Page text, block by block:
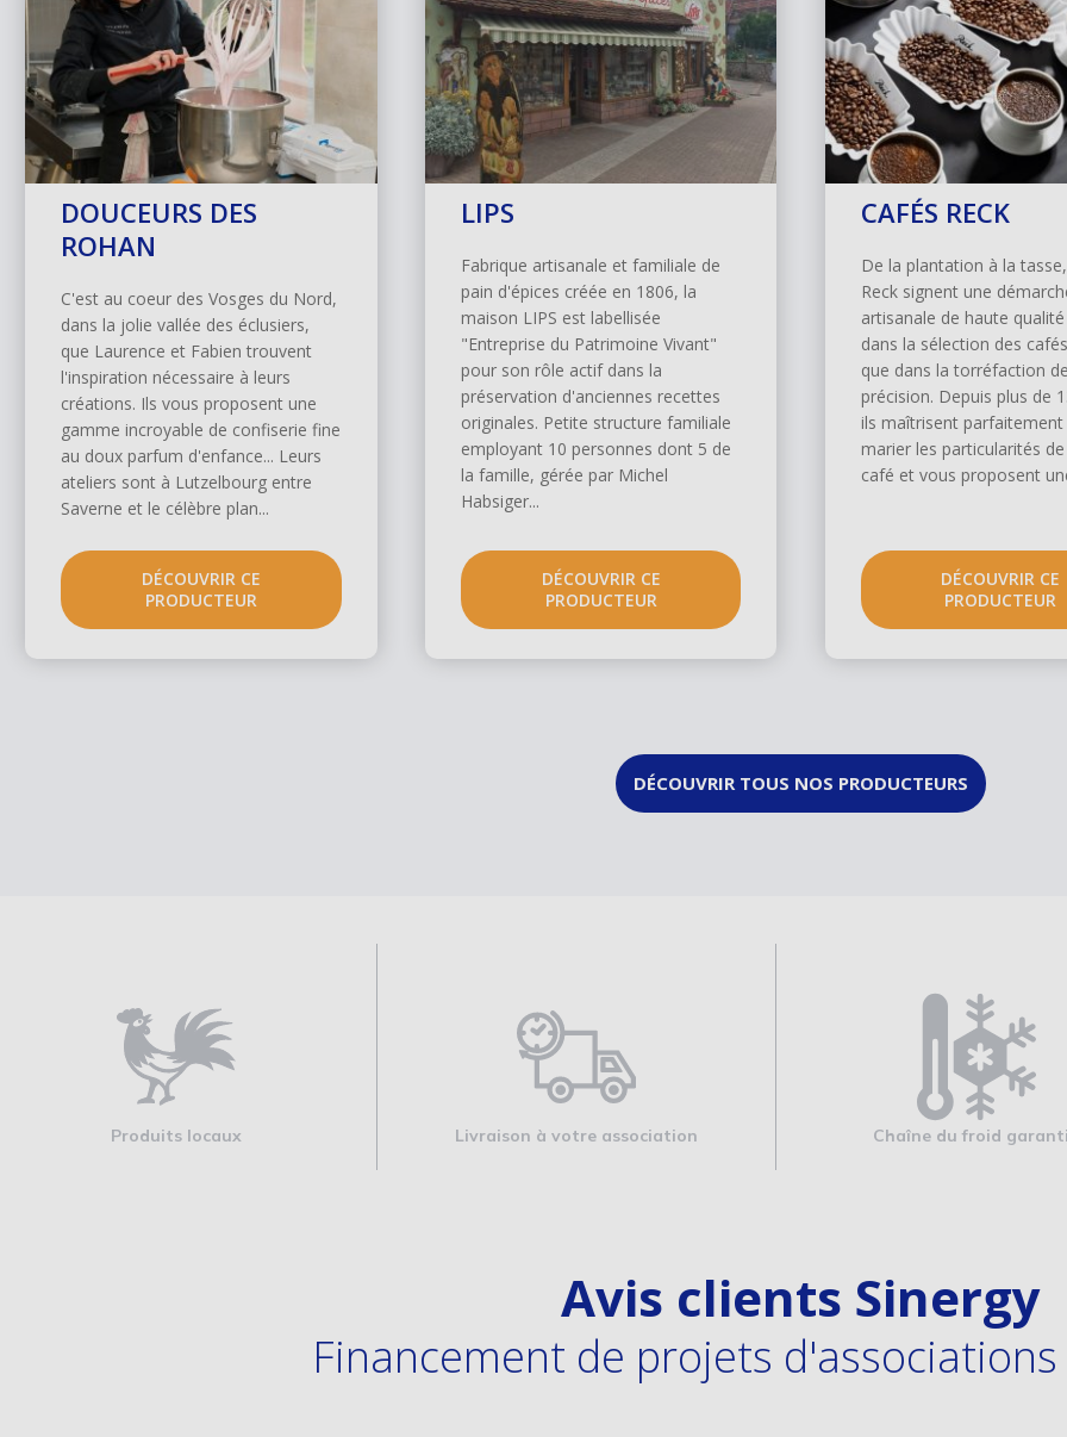
DOUCEURS DES
ROHAN
C'est au coeur des Vosges du Nord,
dans la jolie vallée des éclusiers,
que Laurence et Fabien trouvent
l'inspiration nécessaire à leurs
créations. Ils vous proposent une
gamme incroyable de confiserie fine
au doux parfum d'enfance... Leurs
ateliers sont à Lutzelbourg entre
Saverne et le célèbre plan...
DÉCOUVRIR CE
PRODUCTEUR
LIPS
Fabrique artisanale et familiale de
pain d'épices créée en 1806, la
maison LIPS est labellisée
"Entreprise du Patrimoine Vivant"
pour son rôle actif dans la
préservation d'anciennes recettes
originales. Petite structure familiale
employant 10 personnes dont 5 de
la famille, gérée par Michel
Habsiger...
DÉCOUVRIR CE
PRODUCTEUR
CAFÉS RECK
De la plantation à la
Reck signent une
artisanale de haute
dans la sélection des
que dans la torréfaction de
précision. Depuis plus de
ils maîtrisent parfaitement
marier les particularités
café et vous proposent
DÉCOUVRIR CE
PRODUCTEUR
DÉCOUVRIR TOUS NOS PRODUCTEURS
Produits locaux Livraison à votre association Chaîne du froid
Avis clients Sinergy
Financement de projets